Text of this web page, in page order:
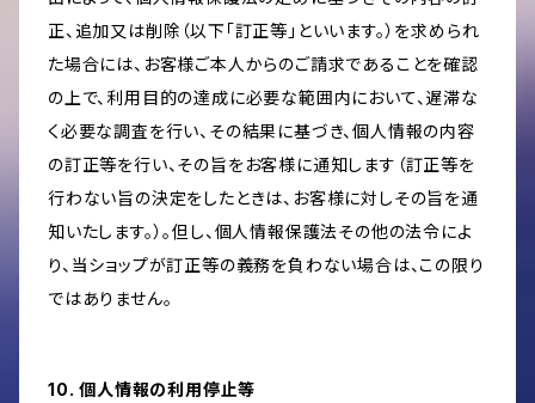
正、追加又は削除（以下「訂正等」といいます。）を求められ
た場合には、お客様ご本人からのご請求であることを確認
の上で、利用目的の達成に必要な範囲内において、遅滞な
く必要な調査を行い、その結果に基づき、個人情報の内容
の訂正等を行い、その旨をお客様に通知します（訂正等を
行わない旨の決定をしたときは、お客様に対しその旨を通
知いたします。）。但し、個人情報保護法その他の法令によ
り、当ショップが訂正等の義務を負わない場合は、この限り
ではありません。
10. 個人情報の利用停止等